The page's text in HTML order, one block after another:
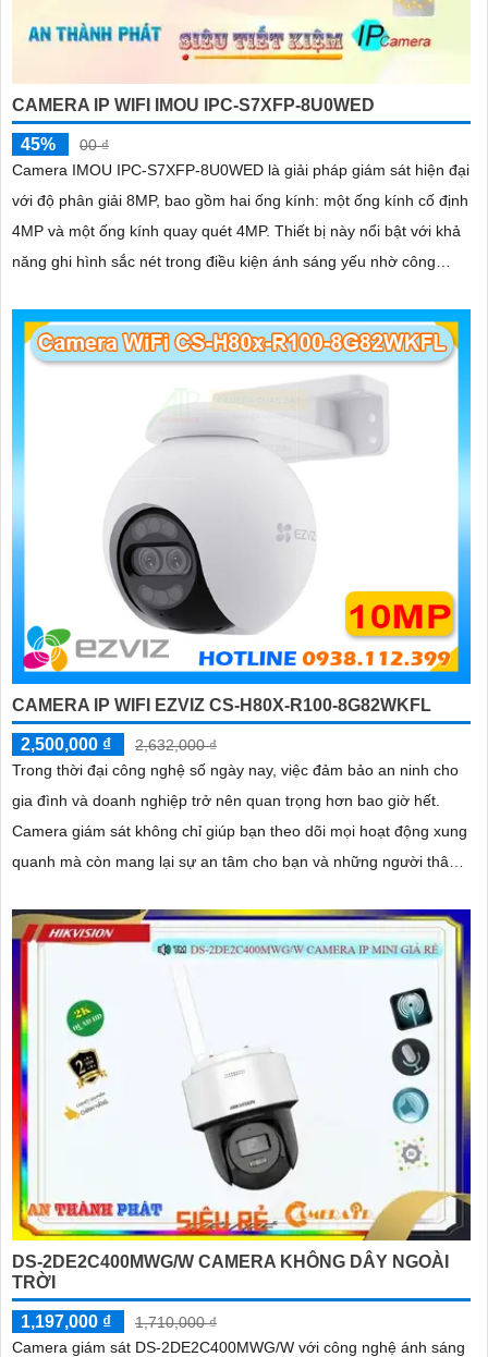
CAMERA IP WIFI IMOU IPC-S7XFP-8U0WED
45%
00 ₫
Camera IMOU IPC-S7XFP-8U0WED là giải pháp giám sát hiện đại
với độ phân giải 8MP, bao gồm hai ống kính: một ống kính cố định
4MP và một ống kính quay quét 4MP. Thiết bị này nổi bật với khả
năng ghi hình sắc nét trong điều kiện ánh sáng yếu nhờ công
CAMERA IP WIFI EZVIZ CS-H80X-R100-8G82WKFL
2,500,000 ₫
2,632,000 ₫
Trong thời đại công nghệ số ngày nay, việc đảm bảo an ninh cho
gia đình và doanh nghiệp trở nên quan trọng hơn bao giờ hết.
Camera giám sát không chỉ giúp bạn theo dõi mọi hoạt động xung
quanh mà còn mang lại sự an tâm cho bạn và những người thân
DS-2DE2C400MWG/W CAMERA KHÔNG DÂY NGOÀI
TRỜI
1,197,000 ₫
1,710,000 ₫
Camera giám sát DS-2DE2C400MWG/W với công nghệ ánh sáng